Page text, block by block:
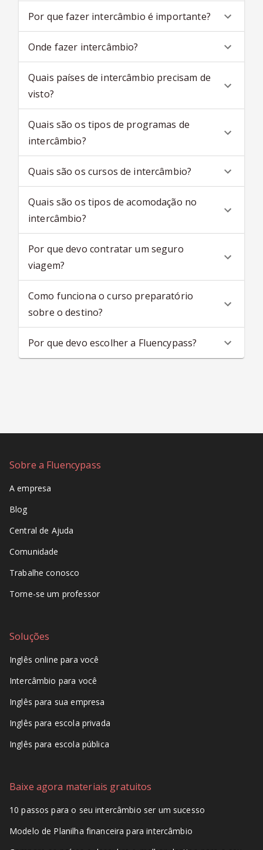
Por que fazer intercâmbio é importante?
Onde fazer intercâmbio?
Quais países de intercâmbio precisam de
visto?
Quais são os tipos de programas de
intercâmbio?
Quais são os cursos de intercâmbio?
Quais são os tipos de acomodação no
intercâmbio?
Por que devo contratar um seguro
viagem?
Como funciona o curso preparatório
sobre o destino?
Por que devo escolher a Fluencypass?
Sobre a Fluencypass
A empresa
Blog
Central de Ajuda
Comunidade
Trabalhe conosco
Torne-se um professor
Soluções
Inglês online para você
Intercâmbio para você
Inglês para sua empresa
Inglês para escola privada
Inglês para escola pública
Baixe agora materiais gratuitos
10 passos para o seu intercâmbio ser um sucesso
Modelo de Planilha financeira para intercâmbio